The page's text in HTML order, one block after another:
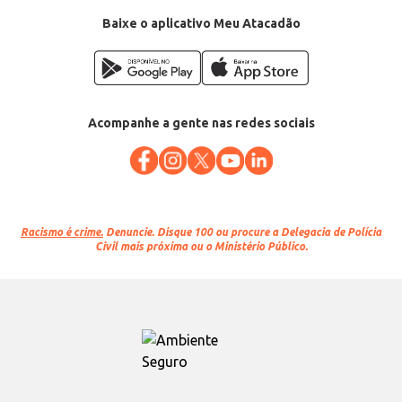
Baixe o aplicativo Meu Atacadão
Acompanhe a gente nas redes sociais
Racismo é crime. Denuncie. Disque 100 ou procure a Delegacia de Polícia
Civil mais próxima ou o Ministério Público.